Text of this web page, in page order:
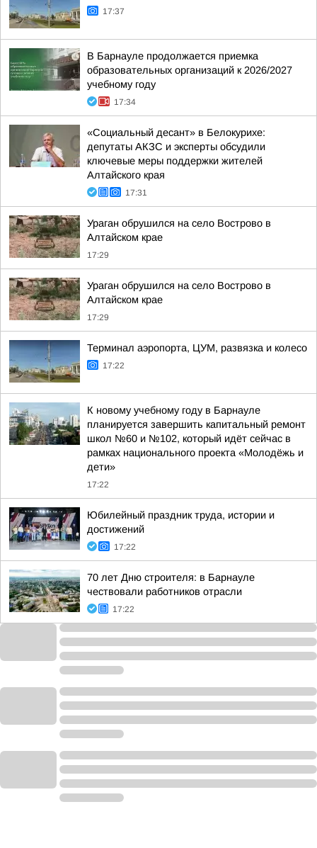
17:37
В Барнауле продолжается приемка
образовательных организаций к 2026/2027
учебному году
17:34
«Социальный десант» в Белокурихе:
депутаты АКЗС и эксперты обсудили
ключевые меры поддержки жителей
Алтайского края
17:31
Ураган обрушился на село Вострово в
Алтайском крае
17:29
Ураган обрушился на село Вострово в
Алтайском крае
17:29
Терминал аэропорта, ЦУМ, развязка и колесо
17:22
К новому учебному году в Барнауле
планируется завершить капитальный ремонт
школ №60 и №102, который идёт сейчас в
рамках национального проекта «Молодёжь и
дети»
17:22
Юбилейный праздник труда, истории и
достижений
17:22
70 лет Дню строителя: в Барнауле
чествовали работников отрасли
17:22